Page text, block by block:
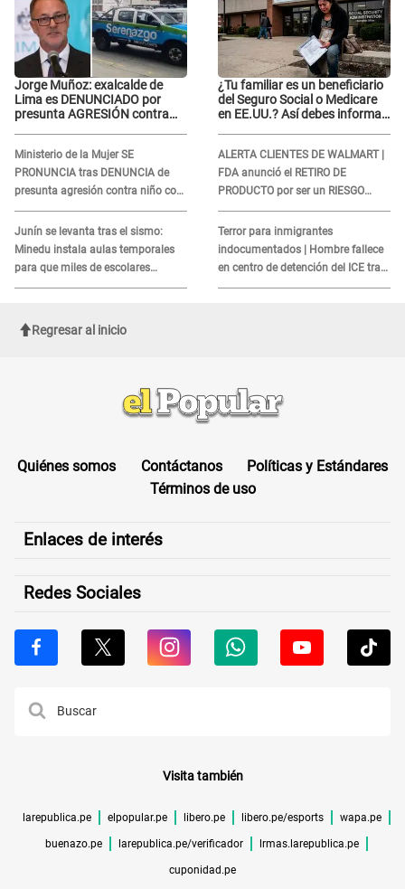
Jorge Muñoz: exalcalde de
Lima es DENUNCIADO por
presunta AGRESIÓN contra
Ministerio de la Mujer SE
PRONUNCIA tras DENUNCIA de
presunta agresión contra niño con
autismo en Surco
Junín se levanta tras el sismo:
Minedu instala aulas temporales
para que miles de escolares
vuelvan a clases
¿Tu familiar es un beneficiario
del Seguro Social o Medicare
en EE.UU.? Así debes informar
ALERTA CLIENTES DE WALMART |
FDA anunció el RETIRO DE
PRODUCTO por ser un RIESGO
MORTAL para consumidores: ¿Cuál
es?
Terror para inmigrantes
indocumentados | Hombre fallece
en centro de detención del ICE tras
sufrir una "emergencia médica"
Regresar al inicio
Quiénes somos Contáctanos
Políticas y Estándares
Términos de uso
Enlaces de interés
Redes Sociales
Visita también
larepublica.pe elpopular.pe libero.pe libero.pe/esports wapa.pe
buenazo.pe larepublica.pe/verificador lrmas.larepublica.pe
cuponidad.pe